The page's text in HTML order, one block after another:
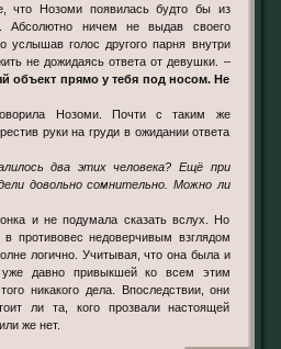
что Нозоми появилась будто бы из
Абсолютно ничем не выдав своего
услышав голос другого парня внутри
не дожидаясь ответа от девушки. –
объект прямо у тебя под носом. Не
Нозоми. Почти с таким же
руки на груди в ожидании ответа
два этих человека? Ещё при
довольно сомнительно. Можно ли
и не подумала сказать вслух. Но
противовес недоверчивым взглядом
логично. Учитывая, что она была и
уже давно привыкшей ко всем этим
никакого дела. Впоследствии, они
ли та, кого прозвали настоящей
же нет.